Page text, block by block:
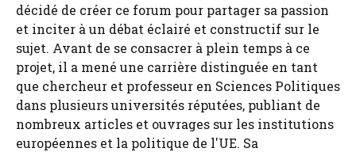
décidé de créer ce forum pour partager sa passion
et inciter à un débat éclairé et constructif sur le
sujet. Avant de se consacrer à plein temps à ce
projet, il a mené une carrière distinguée en tant
que chercheur et professeur en Sciences Politiques
dans plusieurs universités réputées, publiant de
nombreux articles et ouvrages sur les institutions
européennes et la politique de l'UE. Sa